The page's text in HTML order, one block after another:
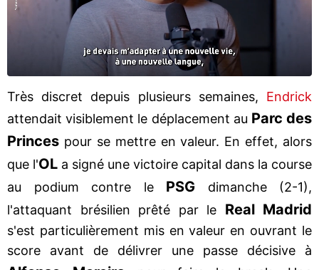
Très discret depuis plusieurs semaines, Endrick
attendait visiblement le déplacement au Parc des
Princes pour se mettre en valeur. En effet, alors
que l'OL a signé une victoire capital dans la course
au podium contre le PSG
dimanche (2-1),
l'attaquant brésilien prêté par le Real Madrid
s'est particulièrement mis en valeur en ouvrant le
score avant de délivrer une passe décisive à